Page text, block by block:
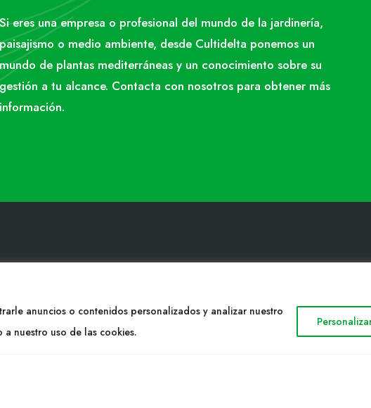
anuncios o contenidos personalizados y analizar nuestro
nuestro uso de las cookies.
Si eres una empresa o profesional del mundo de la jardinería,
paisajismo o medio ambiente, desde Cultidelta ponemos un
mundo de plantas mediterráneas y un conocimiento sobre su
gestión a tu alcance. Contacta con nosotros para obtener más
información.
Cultidelta